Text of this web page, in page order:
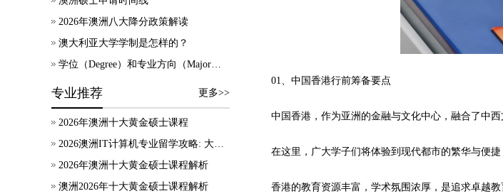
2026年澳洲八大降分政策解读
澳大利亚大学学制是怎样的？
学位（Degree）和专业方向（Major）有什么区别？
专业推荐 更多>>
2026年澳洲十大黄金硕士课程
2026澳洲IT计算机专业留学攻略: 大学录取、技术移民及就业方向
2026年澳洲十大黄金硕士课程解析
澳洲2026年十大黄金硕士课程解析
01、中国香港行前筹备要点
中国香港，作为亚洲的金融与文化中心，融合了中西
在这里，广大学子们将体验到现代都市的繁华与便捷
香港的教育资源丰富，学术氛围浓厚，是追求卓越教